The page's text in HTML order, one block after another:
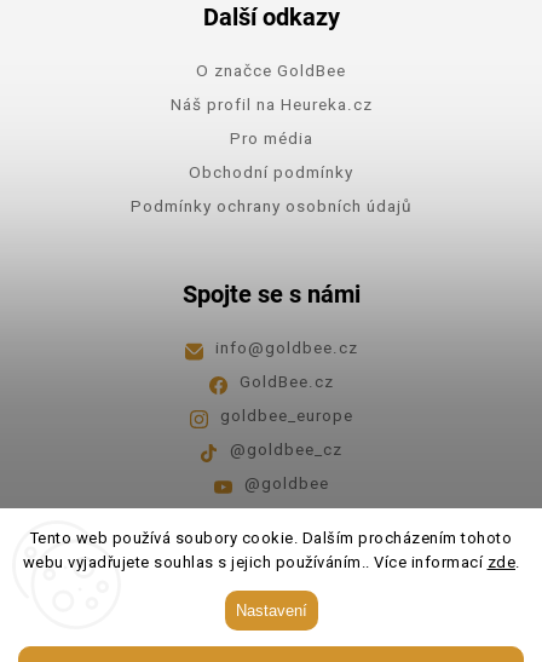
Tento web používá soubory cookie. Dalším procházením tohoto
webu vyjadřujete souhlas s jejich používáním.. Více informací zde.
Nastavení
Další odkazy
O značce GoldBee
Náš profil na Heureka.cz
Pro média
Obchodní podmínky
Podmínky ochrany osobních údajů
Spojte se s námi
info@goldbee.cz
GoldBee.cz
goldbee_europe
@goldbee_cz
@goldbee
Pondělí - pátek 8:00-14:00
GoldBee. Všechna práva vyhrazena.
Upravit nastavení cookies